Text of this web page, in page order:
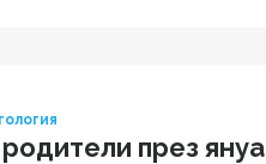
през